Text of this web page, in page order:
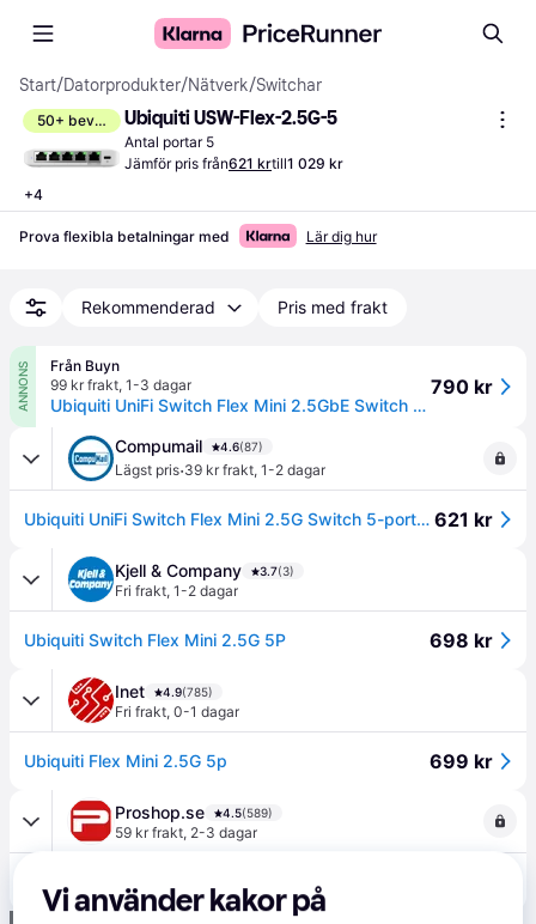
Start/Datorprodukter/Nätverk/Switchar
50+ bevakar
+4
Ubiquiti USW-Flex-2.5G-5
Antal portar 5
Jämför pris från621 krtill1 029 kr
Prova flexibla betalningar med Lär dig hur
Rekommenderad Pris med frakt
ANNONS
Från Buyn
99 kr frakt, 1-3 dagar
Ubiquiti UniFi Switch Flex Mini 2.5GbE Switch 5-porte PoE
790 kr
Compumail 4.6(87)
Lägst pris·39 kr frakt, 1-2 dagar
Ubiquiti UniFi Switch Flex Mini 2.5G Switch 5-porte 2.5 Gigabit Ethernet PoE --> I lager, forväntat leveransdatum hos dig 11-08-2026 621 kr
Kjell & Company 3.7(3)
Fri frakt, 1-2 dagar
Ubiquiti Switch Flex Mini 2.5G 5P 698 kr
Inet 4.9(785)
Fri frakt, 0-1 dagar
Ubiquiti Flex Mini 2.5G 5p 699 kr
Proshop.se 4.5(589)
59 kr frakt, 2-3 dagar
Ubiquiti USW-Flex-2.5G-5 Flex Mini 2.5G
Vi använder kakor på